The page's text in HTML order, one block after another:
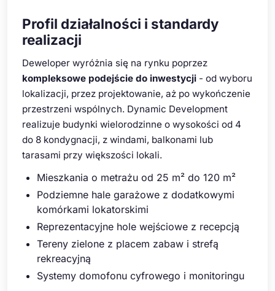
Profil działalności i standardy
realizacji
Deweloper wyróżnia się na rynku poprzez
kompleksowe podejście do inwestycji - od wyboru
lokalizacji, przez projektowanie, aż po wykończenie
przestrzeni wspólnych. Dynamic Development
realizuje budynki wielorodzinne o wysokości od 4
do 8 kondygnacji, z windami, balkonami lub
tarasami przy większości lokali.
Mieszkania o metrażu od 25 m² do 120 m²
Podziemne hale garażowe z dodatkowymi
komórkami lokatorskimi
Reprezentacyjne hole wejściowe z recepcją
Tereny zielone z placem zabaw i strefą
rekreacyjną
Systemy domofonu cyfrowego i monitoringu